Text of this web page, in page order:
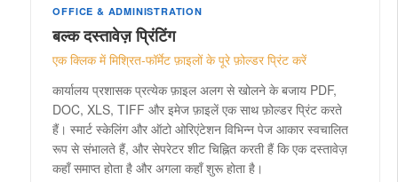
OFFICE & ADMINISTRATION
बल्क दस्तावेज़ प्रिंटिंग
एक क्लिक में मिश्रित-फॉर्मेट फ़ाइलों के पूरे फ़ोल्डर प्रिंट करें
कार्यालय प्रशासक प्रत्येक फ़ाइल अलग से खोलने के बजाय PDF,
DOC, XLS, TIFF और इमेज फ़ाइलें एक साथ फ़ोल्डर प्रिंट करते
हैं। स्मार्ट स्केलिंग और ऑटो ओरिएंटेशन विभिन्न पेज आकार स्वचालित
रूप से संभालते हैं, और सेपरेटर शीट चिह्नित करती हैं कि एक दस्तावेज़
कहाँ समाप्त होता है और अगला कहाँ शुरू होता है।